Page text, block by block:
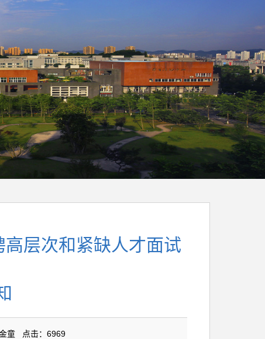
层次和紧缺人才面试
童 点击： 6969